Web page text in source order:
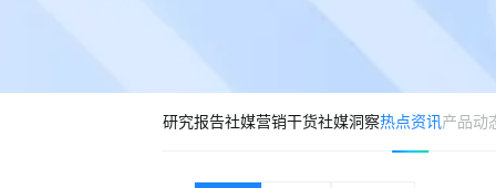
研究报告社媒营销干货社媒洞察热点资讯产品动